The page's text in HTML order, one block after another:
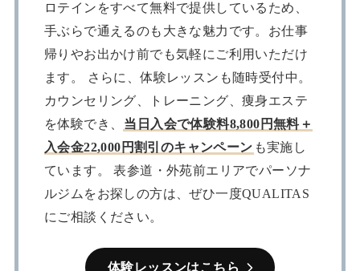
ロテインをすべて無料で提供しているため、
手ぶらで通えるのも大きな魅力です。お仕事
帰りやお出かけ前でも気軽にご利用いただけ
ます。 さらに、体験レッスンも随時受付中。
カウンセリング、トレーニング、痩身エステ
を体験でき、 当日入会で体験料8,800円無料＋
入会金22,000円割引のキャンペーン も実施し
ています。 表参道・外苑前エリアでパーソナ
ルジムをお探しの方は、ぜひ一度QUALITAS
にご相談ください。
体験レッスンはこちら